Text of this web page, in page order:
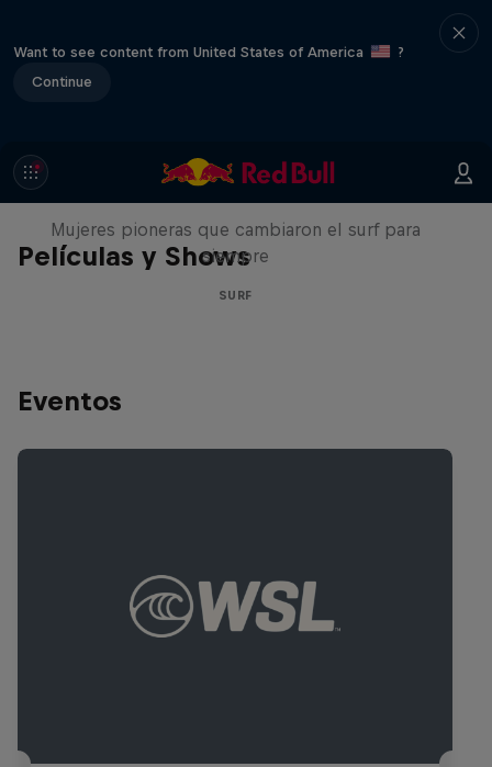
Want to see content from United States of America
?
Continue
Películas y Shows
NOW DAYS
Mujeres pioneras que cambiaron el surf para
siempre
SURF
Eventos